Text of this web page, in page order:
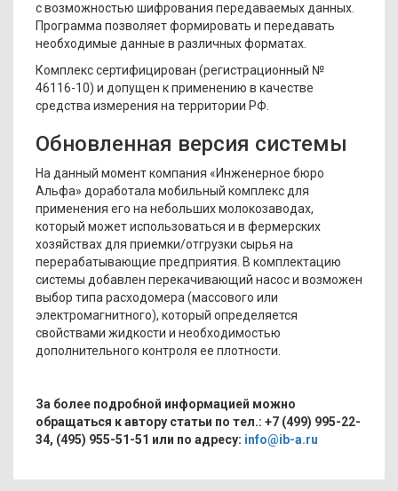
с возможностью шифрования передаваемых данных.
Программа позволяет формировать и передавать
необходимые данные в различных форматах.
Комплекс сертифицирован (регистрационный №
46116-10) и допущен к применению в качестве
средства измерения на территории РФ.
Обновленная версия системы
На данный момент компания «Инженерное бюро
Альфа» доработала мобильный комплекс для
применения его на небольших молокозаводах,
который может использоваться и в фермерских
хозяйствах для приемки/отгрузки сырья на
перерабатывающие предприятия. В комплектацию
системы добавлен перекачивающий насос и возможен
выбор типа расходомера (массового или
электромагнитного), который определяется
свойствами жидкости и необходимостью
дополнительного контроля ее плотности.
За более подробной информацией можно
обращаться к автору статьи по тел.: +7 (499) 995-22-
34, (495) 955-51-51 или по адресу: info@ib-a.ru